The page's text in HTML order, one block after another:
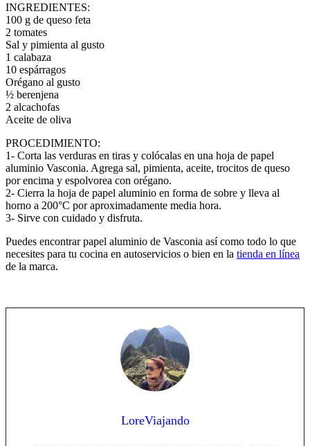
INGREDIENTES:
100 g de queso feta
2 tomates
Sal y pimienta al gusto
1 calabaza
10 espárragos
Orégano al gusto
½ berenjena
2 alcachofas
Aceite de oliva
PROCEDIMIENTO:
1- Corta las verduras en tiras y colócalas en una hoja de papel
aluminio Vasconia. Agrega sal, pimienta, aceite, trocitos de queso
por encima y espolvorea con orégano.
2- Cierra la hoja de papel aluminio en forma de sobre y lleva al
horno a 200°C por aproximadamente media hora.
3- Sirve con cuidado y disfruta.
Puedes encontrar papel aluminio de Vasconia así como todo lo que
necesites para tu cocina en autoservicios o bien en la tienda en línea
de la marca.
LoreViajando